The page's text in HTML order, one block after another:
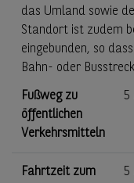
das Umland sowie
Standort ist zudem
eingebunden, so
Bahn- oder
Fußweg zu
öffentlichen
Verkehrsmitteln
5
Fahrtzeit zum
5